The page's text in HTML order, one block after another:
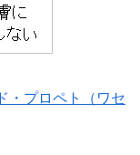
・プロペト（ワセ